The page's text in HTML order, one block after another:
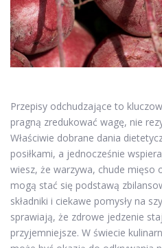
Przepisy odchudzające to
pragną zredukować wagę, nie
Właściwie dobrane dania
posiłkami, a jednocześnie
wiesz, że warzywa, chude mięso
mogą stać się podstawą
składniki i ciekawe pomysły na
sprawiają, że zdrowe jedzenie
przyjemniejsze. W świecie